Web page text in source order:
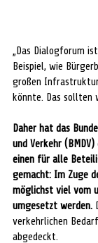
„Das Dialogforum
Beispiel, wie
großen
könnte. Das sollten
Daher hat das
und Verkehr
einen für alle
gemacht: Im Zuge
möglichst viel vom
umgesetzt werden.
verkehrlichen
abgedeckt.